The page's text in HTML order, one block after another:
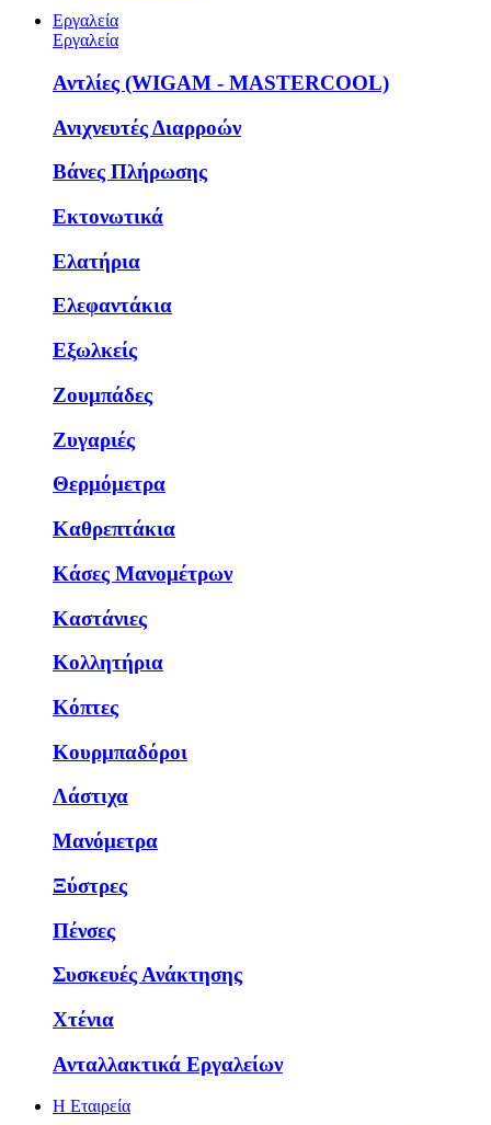
Εργαλεία
Εργαλεία
Αντλίες (WIGAM - MASTERCOOL)
Ανιχνευτές Διαρροών
Βάνες Πλήρωσης
Εκτονωτικά
Ελατήρια
Ελεφαντάκια
Εξωλκείς
Ζουμπάδες
Ζυγαριές
Θερμόμετρα
Καθρεπτάκια
Κάσες Μανομέτρων
Καστάνιες
Κολλητήρια
Κόπτες
Κουρμπαδόροι
Λάστιχα
Μανόμετρα
Ξύστρες
Πένσες
Συσκευές Ανάκτησης
Χτένια
Ανταλλακτικά Εργαλείων
Η Εταιρεία